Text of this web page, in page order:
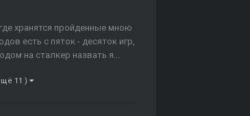
хранятся пройденные мною
есть с пяток - десяток игр,
на сталкер назвать я...
11 )